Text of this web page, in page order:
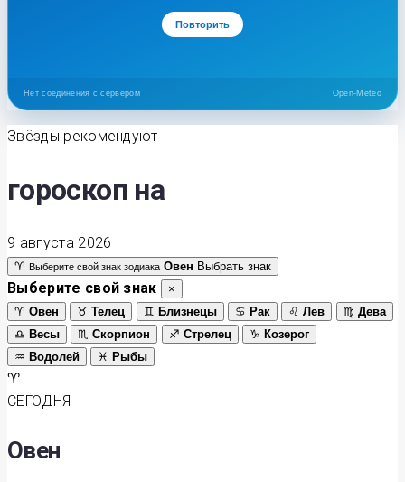
Повторить
Нет соединения с сервером Open-Meteo
Звёзды рекомендуют
гороскоп на
9 августа 2026
♈ Выберите свой знак зодиака Овен Выбрать знак
Выберите свой знак
×
♈ Овен ♉ Телец ♊ Близнецы ♋ Рак ♌ Лев ♍ Дева
♎ Весы ♏ Скорпион ♐ Стрелец ♑ Козерог
♒ Водолей ♓ Рыбы
♈
СЕГОДНЯ
Овен